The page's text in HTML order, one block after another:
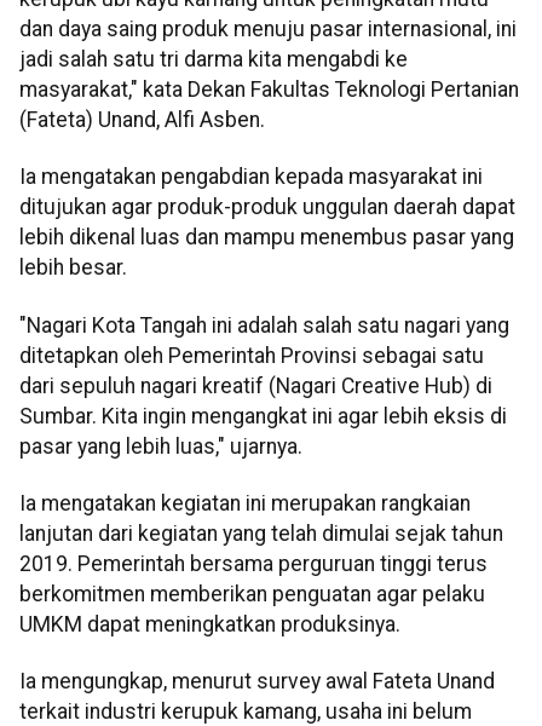
dan daya saing produk menuju pasar internasional, ini
jadi salah satu tri darma kita mengabdi ke
masyarakat," kata Dekan Fakultas Teknologi Pertanian
(Fateta) Unand, Alfi Asben.
Ia mengatakan pengabdian kepada masyarakat ini
ditujukan agar produk-produk unggulan daerah dapat
lebih dikenal luas dan mampu menembus pasar yang
lebih besar.
"Nagari Kota Tangah ini adalah salah satu nagari yang
ditetapkan oleh Pemerintah Provinsi sebagai satu
dari sepuluh nagari kreatif (Nagari Creative Hub) di
Sumbar. Kita ingin mengangkat ini agar lebih eksis di
pasar yang lebih luas," ujarnya.
Ia mengatakan kegiatan ini merupakan rangkaian
lanjutan dari kegiatan yang telah dimulai sejak tahun
2019. Pemerintah bersama perguruan tinggi terus
berkomitmen memberikan penguatan agar pelaku
UMKM dapat meningkatkan produksinya.
Ia mengungkap, menurut survey awal Fateta Unand
terkait industri kerupuk kamang, usaha ini belum